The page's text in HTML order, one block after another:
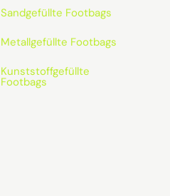
Sandgefüllte Footbags
Metallgefüllte Footbags
Kunststoffgefüllte
Footbags